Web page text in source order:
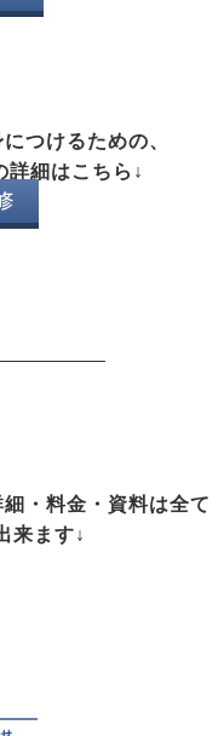
つけるための、
詳細はこちら↓
・料金・資料は全て
来ます↓